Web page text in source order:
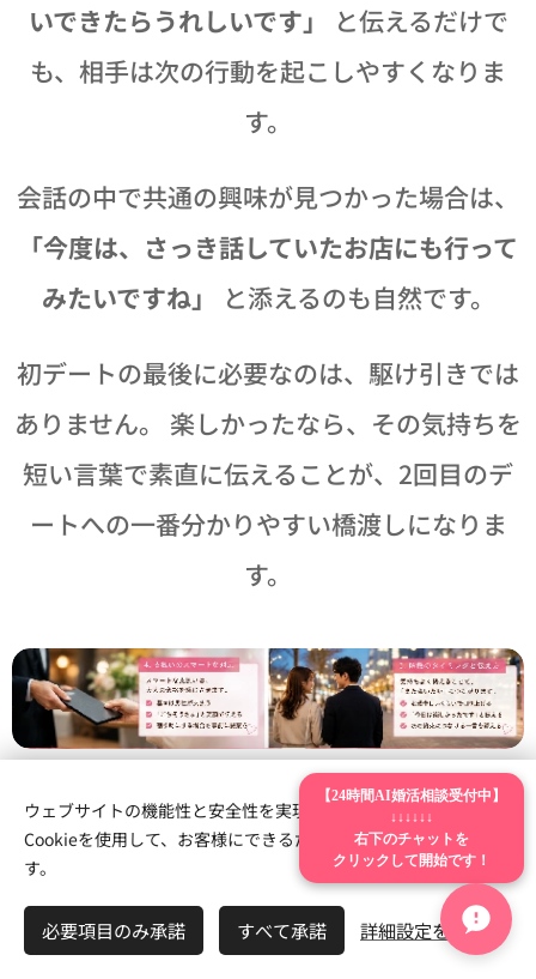
いできたらうれしいです」
と伝えるだけで
も、相手は次の行動を起こしやすくなりま
す。
会話の中で共通の興味が見つかった場合は、
「今度は、さっき話していたお店にも行って
みたいですね」
と添えるのも自然です。
初デートの最後に必要なのは、駆け引きでは
ありません。 楽しかったなら、その気持ちを
短い言葉で素直に伝えることが、2回目のデ
ートへの一番分かりやすい橋渡しになりま
す。
📝 まとめ
婚活の初デートで大切なのは、完璧な一日を
ウェブサイトの機能性と安全性を実現するため、Webnodeは
Cookieを使用して、お客様にできるだけ最高の体験を提供しま
す。
必要項目のみ承諾 すべて承諾 詳細設定を開く
【24時間AI婚活相談受付中】
↓↓↓↓↓↓
右下のチャットを
クリックして開始です！